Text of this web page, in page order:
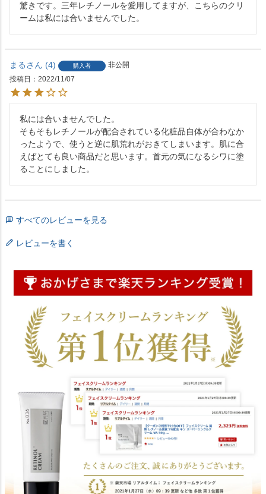
驚きです。三年レチノールを愛用してますが、こちらのクリ
ームは私には合いませんでした。
まる 4 購入者
非公開
投稿日
2022/11/07
私には合いませんでした。
そもそもレチノールが配合されている化粧品自体が合わなか
ったようで、使うと逆に肌荒れがおきてしまいます。肌に合
えばとても良い商品だと思います。首元の気になるシワに塗
ることにしました。
すべてのレビューを見る
レビューを書く